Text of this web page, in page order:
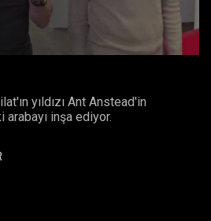
Oynat
yıldızı Ant Anstead'in
arabayı inşa ediyor.